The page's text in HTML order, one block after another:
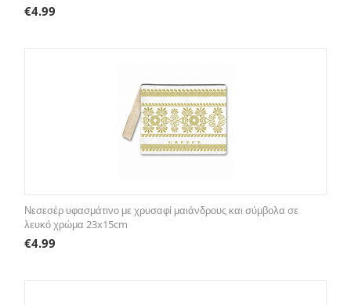
€4.99
Νεσεσέρ υφασμάτινο με χρυσαφί μαιάνδρους και σύμβολα σε
λευκό χρώμα 23x15cm
€4.99